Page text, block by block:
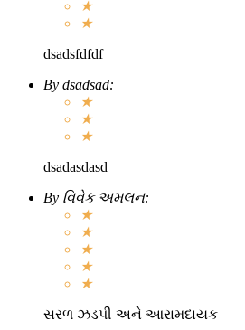
★
★
dsadsfdfdf
By dsadsad:
★
★
★
dsadasdasd
By વિવેક અમલન:
★
★
★
★
★
સરળ ઝડપી અને આરામદાયક